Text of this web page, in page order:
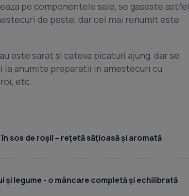
pe componentele sale, se gaseste astfel
de peste, dar cel mai renumit este
este sarat si cateva picaturi ajung, dar se
anumite preparatii in amestecuri cu
etc.
sos de roșii – rețetă sățioasă și aromată
și legume - o mâncare completă și echilibrată